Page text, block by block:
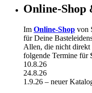
Online-Shop
Im Online-Shop von
für Deine
Allen, die nicht direkt
folgende Termine für
10.8.26
24.8.26
1.9.26 – neuer